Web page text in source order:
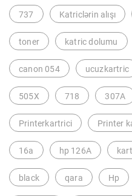
737 Katriclərin alışı
toner katric dolumu
canon 054 ucuzkartric
505X 718 307A
Printerkartrici Printer
16a hp 126A
black qara Hp